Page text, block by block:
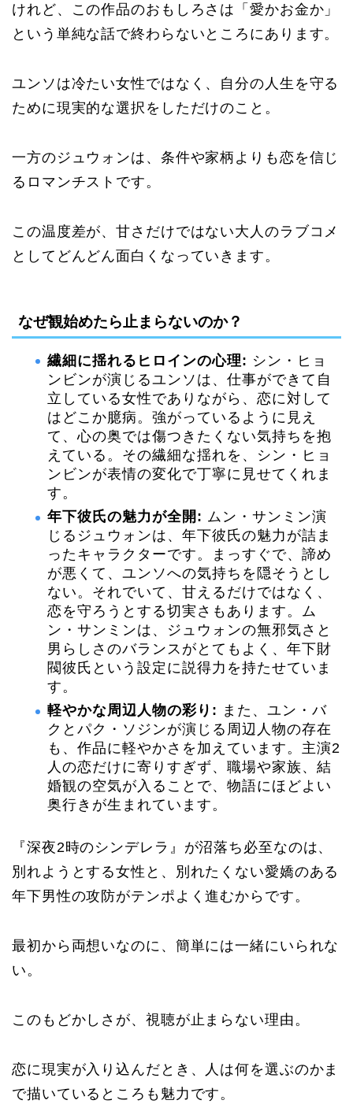
けれど、この作品のおもしろさは「愛かお金か」
という単純な話で終わらないところにあります。
ユンソは冷たい女性ではなく、自分の人生を守る
ために現実的な選択をしただけのこと。
一方のジュウォンは、条件や家柄よりも恋を信じ
るロマンチストです。
この温度差が、甘さだけではない大人のラブコメ
としてどんどん面白くなっていきます。
なぜ観始めたら止まらないのか？
繊細に揺れるヒロインの心理: シン・ヒョ
ンビンが演じるユンソは、仕事ができて自
立している女性でありながら、恋に対して
はどこか臆病。強がっているように見え
て、心の奥では傷つきたくない気持ちを抱
えている。その繊細な揺れを、シン・ヒョ
ンビンが表情の変化で丁寧に見せてくれま
す。
年下彼氏の魅力が全開: ムン・サンミン演
じるジュウォンは、年下彼氏の魅力が詰ま
ったキャラクターです。まっすぐで、諦め
が悪くて、ユンソへの気持ちを隠そうとし
ない。それでいて、甘えるだけではなく、
恋を守ろうとする切実さもあります。ム
ン・サンミンは、ジュウォンの無邪気さと
男らしさのバランスがとてもよく、年下財
閥彼氏という設定に説得力を持たせていま
す。
軽やかな周辺人物の彩り: また、ユン・バ
クとパク・ソジンが演じる周辺人物の存在
も、作品に軽やかさを加えています。主演2
人の恋だけに寄りすぎず、職場や家族、結
婚観の空気が入ることで、物語にほどよい
奥行きが生まれています。
『深夜2時のシンデレラ』が沼落ち必至なのは、
別れようとする女性と、別れたくない愛嬌のある
年下男性の攻防がテンポよく進むからです。
最初から両想いなのに、簡単には一緒にいられな
い。
このもどかしさが、視聴が止まらない理由。
恋に現実が入り込んだとき、人は何を選ぶのかま
で描いているところも魅力です。